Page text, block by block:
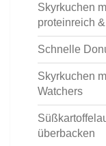
Skyrkuchen
proteinreich
Schnelle
Skyrkuchen
Watchers
überbacken